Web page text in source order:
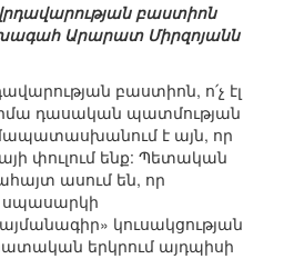
բաստիոն
Արարատ Միրզոյանն
բաստիոն, ո՛չ էլ
դասական պատմության
է այն, որ
փուլում ենք: Պետական
ասում են, որ
սպասարկի
կուսակցության
երկրում այդպիսի